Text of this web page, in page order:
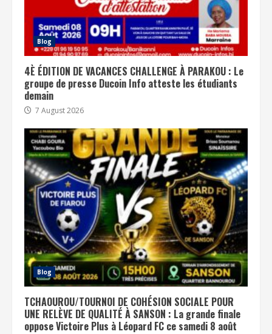
Blog
4È ÉDITION DE VACANCES CHALLENGE À PARAKOU : Le
groupe de presse Ducoin Info atteste les étudiants
demain
7 August 2026
Blog
TCHAOUROU/TOURNOI DE COHÉSION SOCIALE POUR
UNE RELÈVE DE QUALITÉ À SANSON : La grande finale
oppose Victoire Plus à Léopard FC ce samedi 8 août